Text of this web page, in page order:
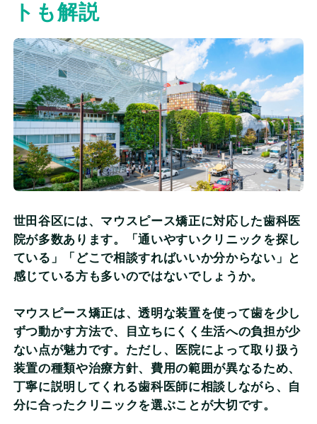
コラム一覧
用語集
監修情報
よくある質問
当サイトについて
個人情報保護方針
評価基準及び記事制作の流れ
トも解説
世田谷区には、マウスピース矯正に対応した歯科医
院が多数あります。「通いやすいクリニックを探し
ている」「どこで相談すればいいか分からない」と
感じている方も多いのではないでしょうか。
マウスピース矯正は、透明な装置を使って歯を少し
ずつ動かす方法で、目立ちにくく生活への負担が少
ない点が魅力です。ただし、医院によって取り扱う
装置の種類や治療方針、費用の範囲が異なるため、
丁寧に説明してくれる歯科医師に相談しながら、自
分に合ったクリニックを選ぶことが大切です。